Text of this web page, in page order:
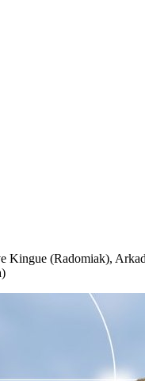
Kingue (Radomiak),